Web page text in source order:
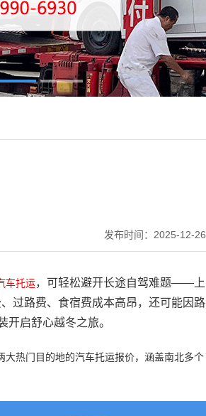
发布时间：2025-12-26
车托运，可轻松避开长途自驾难题——上
过路费、食宿费成本高昂，还可能因路
开启舒心越冬之旅。
热门目的地的汽车托运报价，涵盖南北多个